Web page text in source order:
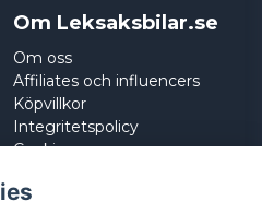
Om Leksaksbilar.se
Om oss
Affiliates och influencers
Köpvillkor
Integritetspolicy
Cookies